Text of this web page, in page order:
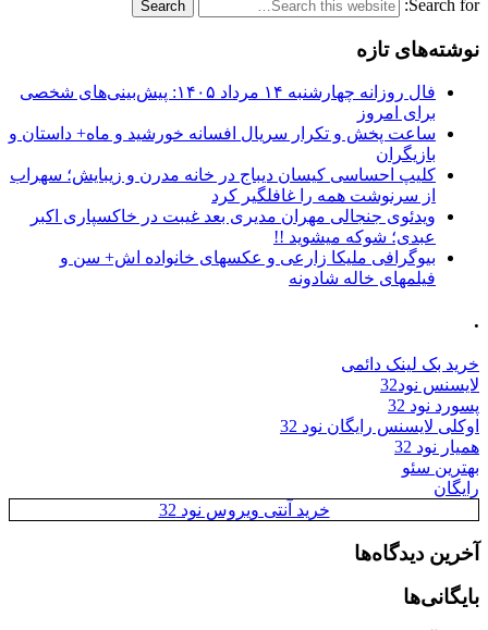
Search for:
نوشته‌های تازه
فال روزانه چهارشنبه ۱۴ مرداد ۱۴۰۵: پیش‌بینی‌های شخصی
برای امروز
ساعت پخش و تکرار سریال افسانه خورشید و ماه+ داستان و
بازیگران
کلیپ احساسی کیسان دیباج در خانه مدرن و زیبایش؛ سهراب
از سرنوشت همه را غافلگیر کرد
ویدئوی جنجالی مهران مدیری بعد غیبت در خاکسپاری اکبر
عبدی؛ شوکه میشوید !!
بیوگرافی ملیکا زارعی و عکسهای خانواده اش+ سن و
فیلمهای خاله شادونه
.
خرید بک لینک دائمی
لایسنس نود32
پسورد نود 32
اوکلی لایسنس رایگان نود 32
همیار نود 32
بهترین سئو
رایگان
خرید آنتی ویروس نود 32
آخرین دیدگاه‌ها
بایگانی‌ها